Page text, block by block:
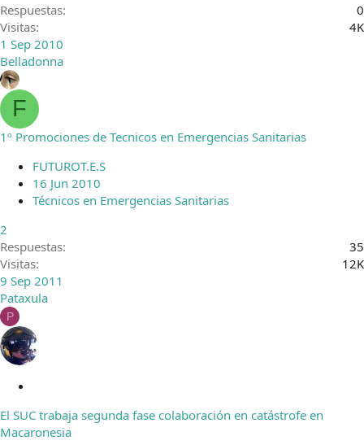
Respuestas
0
Visitas
4K
1 Sep 2010
Belladonna
F
1º Promociones de Tecnicos en Emergencias Sanitarias
FUTUROT.E.S
16 Jun 2010
Técnicos en Emergencias Sanitarias
2
Respuestas
35
Visitas
12K
9 Sep 2011
Pataxula
P
r
r
El SUC trabaja segunda fase colaboración en catástrofe en
Macaronesia